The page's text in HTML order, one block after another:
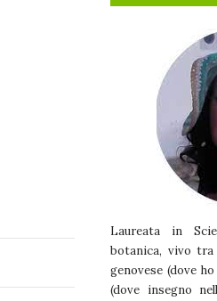
Laureata in
botanica, vivo tra
genovese (dove
(dove insegno